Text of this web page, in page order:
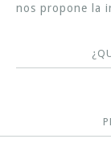
nos propone la